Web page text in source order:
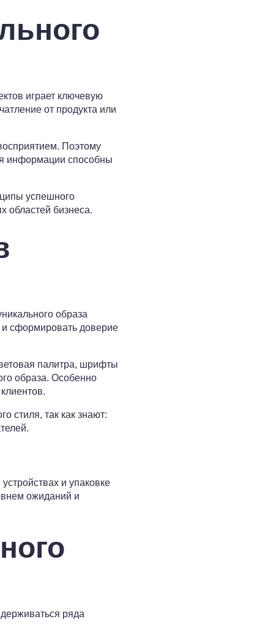
играет ключевую
от продукта или
Поэтому
информации способны
успешного
областей бизнеса.
образа
и сформировать доверие
палитра, шрифты
образа. Особенно
стиля, так как знают:
и упаковке
ожиданий и
ряда